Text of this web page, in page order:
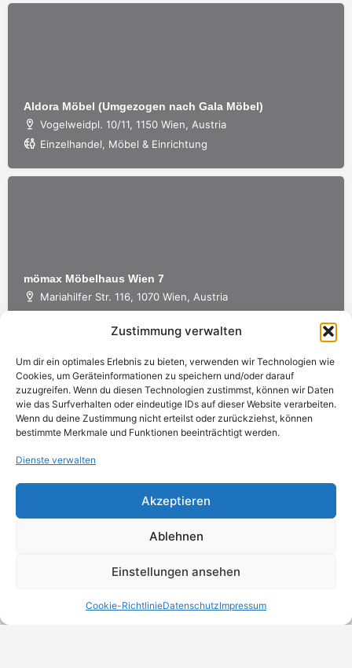
Zustimmung verwalten
Um dir ein optimales Erlebnis zu bieten, verwenden wir Technologien wie
Cookies, um Geräteinformationen zu speichern und/oder darauf
zuzugreifen. Wenn du diesen Technologien zustimmst, können wir Daten
wie das Surfverhalten oder eindeutige IDs auf dieser Website verarbeiten.
Wenn du deine Zustimmung nicht erteilst oder zurückziehst, können
bestimmte Merkmale und Funktionen beeinträchtigt werden.
Dienste verwalten
Akzeptieren
Ablehnen
Einstellungen ansehen
Cookie-RichtlinieDatenschutzImpressum
Aldora Möbel (Umgezogen nach Gala Möbel)
Vogelweidpl. 10/11, 1150 Wien, Austria
Einzelhandel, Möbel & Einrichtung
mömax Möbelhaus Wien 7
Mariahilfer Str. 116, 1070 Wien, Austria